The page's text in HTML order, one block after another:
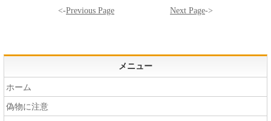
<-Previous Page Next Page->
メニュー
ホーム
偽物に注意